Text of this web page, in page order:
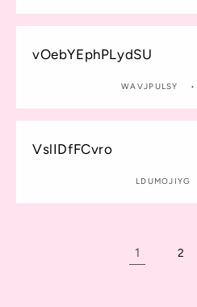
vOebYEphPLydSU
WAVJPULSY
VslIDfFCvro
LDUMOJIYG
1 2